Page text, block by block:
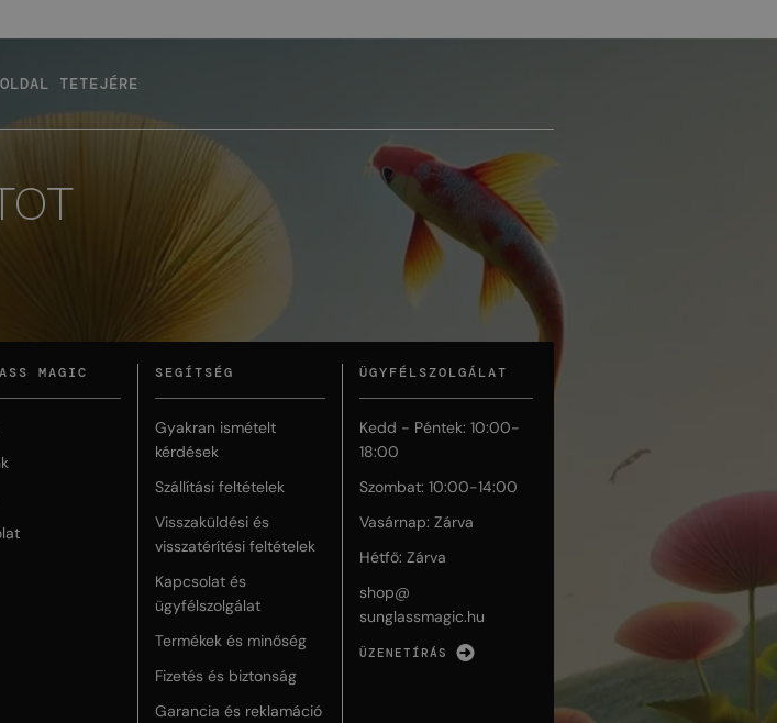
TETEJÉRE
MAGIC SEGÍTSÉG
Gyakran ismételt
kérdések
Szállítási feltételek
Visszaküldési és
visszatérítési feltételek
Kapcsolat és
ügyfélszolgálat
Termékek és minőség
Fizetés és biztonság
Garancia és reklamáció
ÜGYFÉLSZOLGÁLAT
Kedd - Péntek: 10:00-
18:00
Szombat: 10:00-14:00
Vasárnap: Zárva
Hétfő: Zárva
shop@
sunglassmagic.hu
ÜZENETÍRÁS